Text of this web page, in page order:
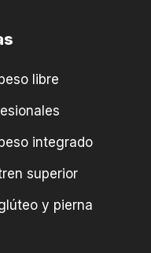
libre
integrado
superior
y pierna